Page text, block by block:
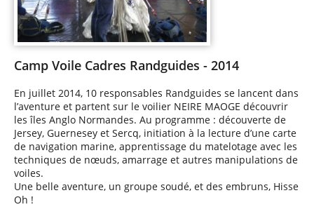
Camp Voile Cadres Randguides - 2014
En juillet 2014, 10 responsables Randguides se lancent dans
l’aventure et partent sur le voilier NEIRE MAOGE découvrir
les îles Anglo Normandes. Au programme : découverte de
Jersey, Guernesey et Sercq, initiation à la lecture d’une carte
de navigation marine, apprentissage du matelotage avec les
techniques de nœuds, amarrage et autres manipulations de
voiles.
Une belle aventure, un groupe soudé, et des embruns, Hisse
Oh !